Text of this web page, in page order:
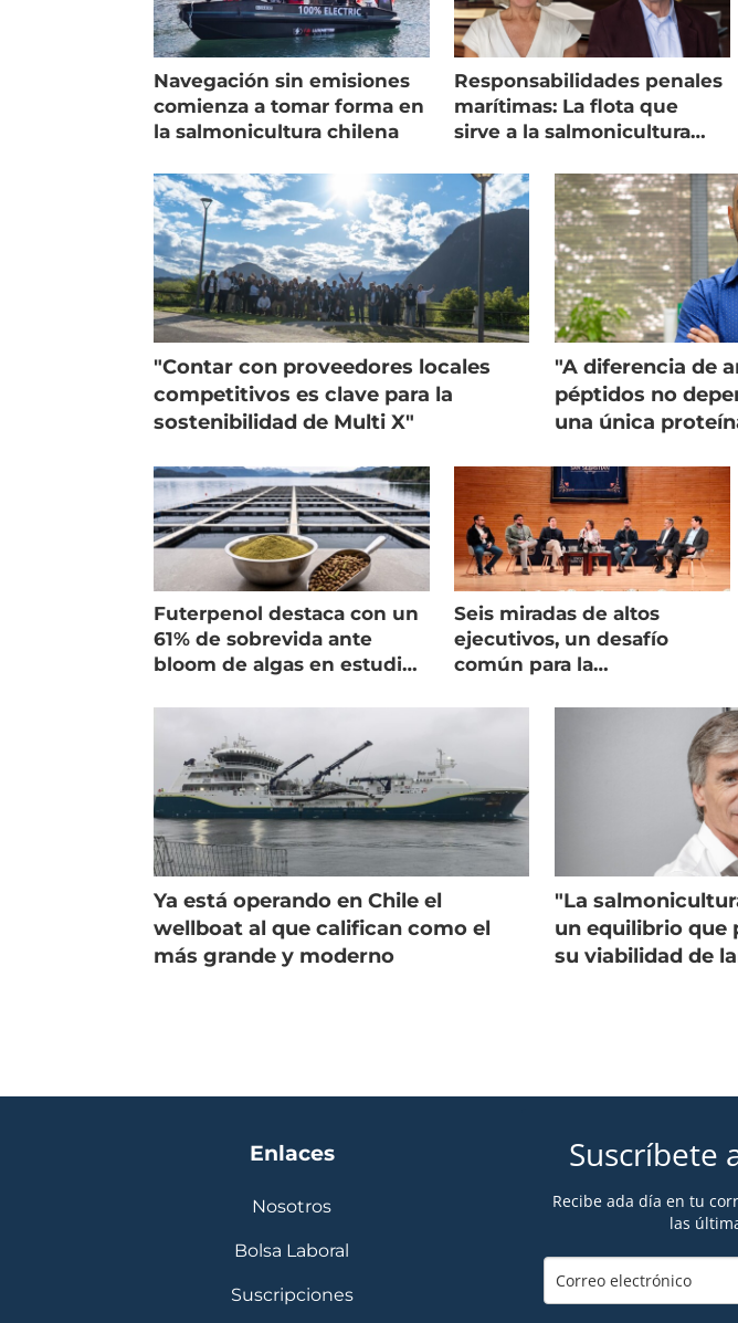
Navegación sin emisiones
comienza a tomar forma en
la salmonicultura chilena
Responsabilidades penales
marítimas: La flota que
sirve a la salmonicultura
"Contar con proveedores locales
competitivos es clave para la
sostenibilidad de Multi X"
"A diferencia de
péptidos no
una única
Futerpenol destaca con un
61% de sobrevida ante
bloom de algas en estudio
Seis miradas de altos
ejecutivos, un desafío
común para la
Ya está operando en Chile el
wellboat al que califican como el
más grande y moderno
"La
un equilibrio que
su viabilidad de
Enlaces
Nosotros
Bolsa Laboral
Suscripciones
Suscríbete
Recibe ada día en tu
las